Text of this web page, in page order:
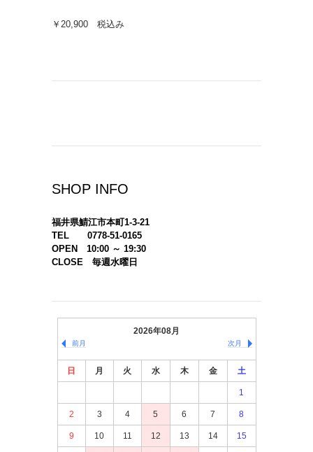
￥20,900 税込み
SHOP INFO
福井県鯖江市本町1-3-21
TEL 0778-51-0165
OPEN 10:00 ～ 19:30
CLOSE 毎週水曜日
2026年08月
前月 次月
日 月 火 水 木 金 土
1
2 3 4 5 6 7 8
9 10 11 12 13 14 15